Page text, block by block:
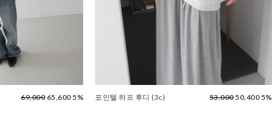
69,000 65,600 5%
포인텔 하프 후디 (3c) 53,00050,400 5%